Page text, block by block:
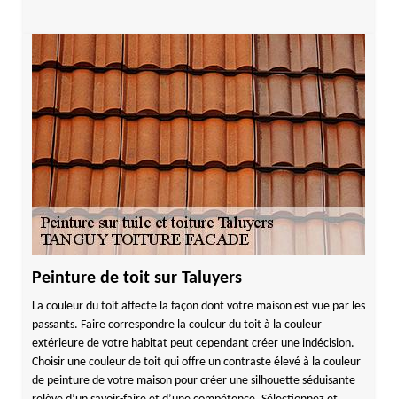
Peinture de toit sur Taluyers
La couleur du toit affecte la façon dont votre maison est vue par les
passants. Faire correspondre la couleur du toit à la couleur
extérieure de votre habitat peut cependant créer une indécision.
Choisir une couleur de toit qui offre un contraste élevé à la couleur
de peinture de votre maison pour créer une silhouette séduisante